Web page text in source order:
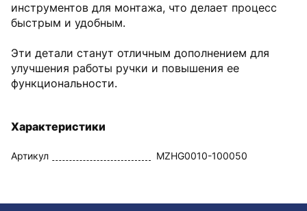
инструментов для монтажа, что делает процесс
быстрым и удобным.
Эти детали станут отличным дополнением для
улучшения работы ручки и повышения ее
функциональности.
Характеристики
Артикул MZHG0010-100050